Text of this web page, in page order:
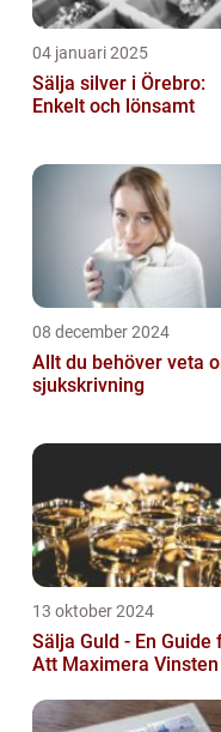
04 januari 2025
Sälja silver i Örebro:
Enkelt och lönsamt
08 december 2024
Allt du behöver veta
sjukskrivning
13 oktober 2024
Sälja Guld - En Guide
Att Maximera Vinsten